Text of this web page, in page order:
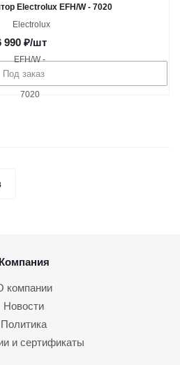
Electrolux EFH/W - 7020
990 ₽/шт
Под заказ
Компания
компании
Новости
Политика
и сертификаты